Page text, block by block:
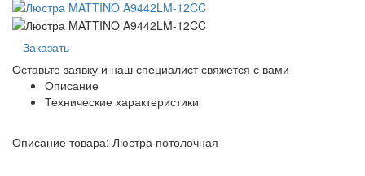
Заказать
Оставьте заявку и наш специалист свяжется с вами
Описание
Технические характеристики
Описание товара: Люстра потолочная